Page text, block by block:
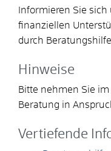
Informieren Sie
finanziellen
durch
Hinweise
Bitte nehmen Sie
Beratung in
Vertiefende